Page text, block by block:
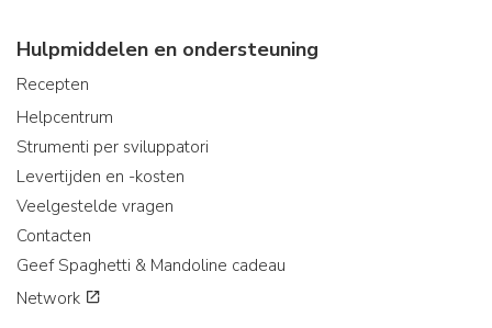
Hulpmiddelen en ondersteuning
Recepten
Helpcentrum
Strumenti per sviluppatori
Levertijden en -kosten
Veelgestelde vragen
Contacten
Geef Spaghetti & Mandoline cadeau
Network